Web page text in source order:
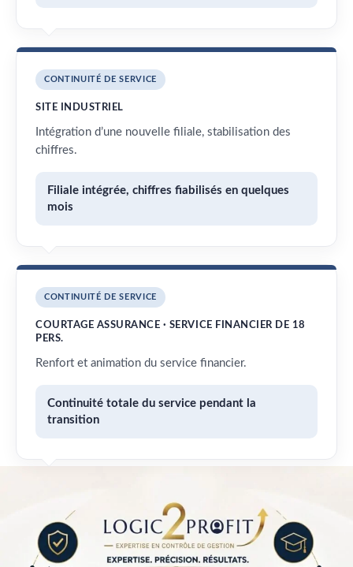
CONTINUITÉ DE SERVICE
SITE INDUSTRIEL
Intégration d’une nouvelle filiale, stabilisation des
chiffres.
Filiale intégrée, chiffres fiabilisés en quelques
mois
CONTINUITÉ DE SERVICE
COURTAGE ASSURANCE · SERVICE FINANCIER DE 18
PERS.
Renfort et animation du service financier.
Continuité totale du service pendant la
transition